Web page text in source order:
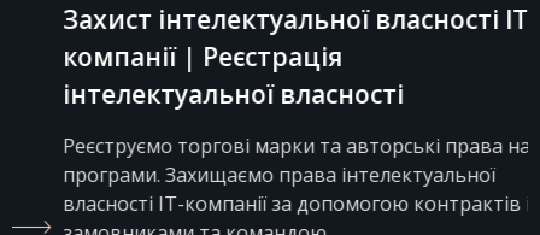
Захист інтелектуальної власності IT-
компанії | Реєстрація
інтелектуальної власності
Реєструємо торгові марки та авторські права на
програми. Захищаємо права інтелектуальної
власності IT-компанії за допомогою контрактів із